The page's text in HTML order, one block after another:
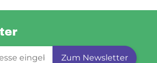
Zum Newsletter